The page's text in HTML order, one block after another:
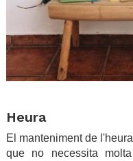
Heura
El manteniment de
que no necessita